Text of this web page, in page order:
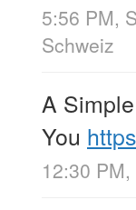
5:56 PM,
Schweiz
A
You
12:30